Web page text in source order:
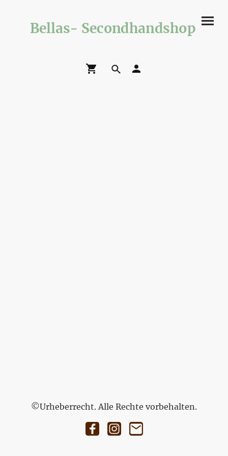
Bellas- Secondhandshop
©Urheberrecht. Alle Rechte vorbehalten.